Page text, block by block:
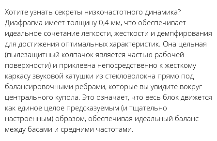
Хотите узнать секреты низкочастотного динамика?
Диафрагма имеет толщину 0,4 мм, что обеспечивает
идеальное сочетание легкости, жесткости и демпфирования
для достижения оптимальных характеристик. Она цельная
(пылезащитный колпачок является частью рабочей
поверхности) и приклеена непосредственно к жесткому
каркасу звуковой катушки из стекловолокна прямо под
балансировочными ребрами, которые вы увидите вокруг
центрального купола. Это означает, что весь блок движется
как единое целое предсказуемым (и тщательно
настроенным) образом, обеспечивая идеальный баланс
между басами и средними частотами.